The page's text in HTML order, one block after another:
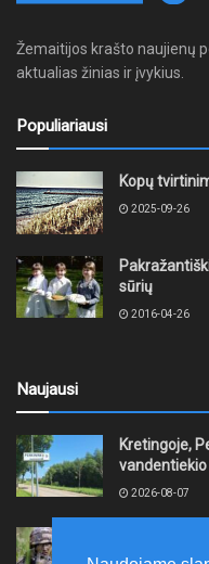
Žemaitijos krašto naujienų
aktualias žinias ir įvykius.
Populiariausi
Kopų
2025-09-26
sūrių
2016-04-26
Naujausi
Kretingoje,
2026-08-07
rinktinė